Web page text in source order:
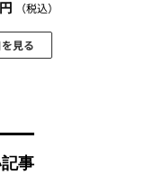
（税込）
見る
事